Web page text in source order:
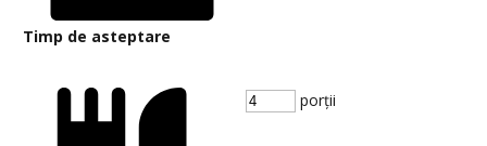
Timp de asteptare
porții